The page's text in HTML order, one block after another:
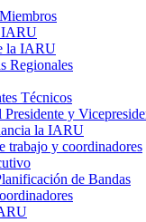
IARU
la IARU
Regionales
Técnicos
y
la IARU
trabajo y coordinadores
de Bandas